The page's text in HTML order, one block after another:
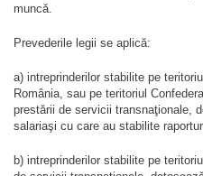
muncă.
Prevederile legii se aplică:
a) intreprinderilor stabilite pe
România, sau pe teritoriul
prestării de servicii transnaţionale,
salariaşi cu care au stabilite
b) intreprinderilor stabilite pe